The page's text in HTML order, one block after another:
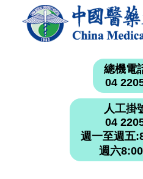
總機電
04
人工掛
04
週一至週五
週六